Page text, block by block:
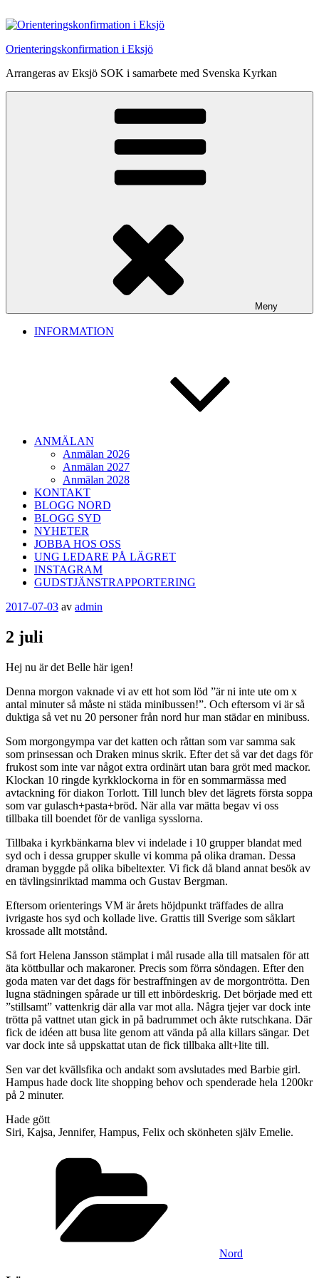
till
Orienteringskonfirmation i Eksjö
Arrangeras av Eksjö SOK i samarbete med Svenska Kyrkan
Meny
INFORMATION
ANMÄLAN
Anmälan 2026
Anmälan 2027
Anmälan 2028
KONTAKT
BLOGG NORD
BLOGG SYD
NYHETER
JOBBA HOS OSS
UNG LEDARE PÅ LÄGRET
INSTAGRAM
GUDSTJÄNSTRAPPORTERING
Publicerat
2017-07-03 av admin
2 juli
Hej nu är det Belle här igen!
Denna morgon vaknade vi av ett hot som löd ”är ni inte ute om x
antal minuter så måste ni städa minibussen!”. Och eftersom vi är så
duktiga så vet nu 20 personer från nord hur man städar en minibuss.
Som morgongympa var det katten och råttan som var samma sak
som prinsessan och Draken minus skrik. Efter det så var det dags för
frukost som inte var något extra ordinärt utan bara gröt med mackor.
Klockan 10 ringde kyrkklockorna in för en sommarmässa med
avtackning för diakon Torlott. Till lunch blev det lägrets första soppa
som var gulasch+pasta+bröd. När alla var mätta begav vi oss
tillbaka till boendet för de vanliga sysslorna.
Tillbaka i kyrkbänkarna blev vi indelade i 10 grupper blandat med
syd och i dessa grupper skulle vi komma på olika draman. Dessa
draman byggde på olika bibeltexter. Vi fick då bland annat besök av
en tävlingsinriktad mamma och Gustav Bergman.
Eftersom orienterings VM är årets höjdpunkt träffades de allra
ivrigaste hos syd och kollade live. Grattis till Sverige som såklart
krossade allt motstånd.
Så fort Helena Jansson stämplat i mål rusade alla till matsalen för att
äta köttbullar och makaroner. Precis som förra söndagen. Efter den
goda maten var det dags för bestraffningen av de morgontrötta. Den
lugna städningen spårade ur till ett inbördeskrig. Det började med ett
”stillsamt” vattenkrig där alla var mot alla. Några tjejer var dock inte
trötta på vattnet utan gick in på badrummet och åkte rutschkana. Där
fick de idéen att busa lite genom att vända på alla killars sängar. Det
var dock inte så uppskattat utan de fick tillbaka allt+lite till.
Sen var det kvällsfika och andakt som avslutades med Barbie girl.
Hampus hade dock lite shopping behov och spenderade hela 1200kr
på 2 minuter.
Hade gött
Siri, Kajsa, Jennifer, Hampus, Felix och skönheten själv Emelie.
Nord